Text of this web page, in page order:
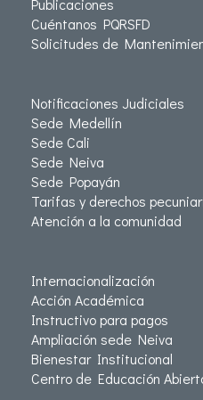
Publicaciones
Cuéntanos PQRSFD
Solicitudes de
Notificaciones Judiciales
Sede Medellín
Sede Cali
Sede Neiva
Sede Popayán
Tarifas y derechos
Atención a la comunidad
Internacionalización
Acción Académica
Instructivo para pagos
Ampliación sede Neiva
Bienestar Institucional
Centro de Educación